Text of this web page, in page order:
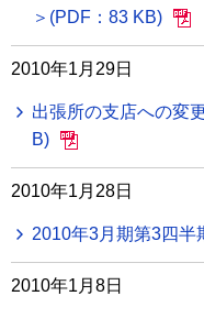
＞(PDF：83 KB)
2010年1月29日
出張所の支店への変
B)
2010年1月28日
2010年3月期第3四半
2010年1月8日